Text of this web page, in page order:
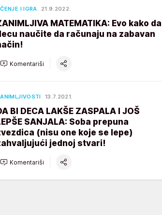
I IGRA 21.9.2022.
MATEMATIKA: Evo kako da
naučite da računaju na zabavan
Komentariši
13.7.2021.
BI DECA LAKŠE ZASPALA I JOŠ
SANJALA: Soba prepuna
(nisu one koje se lepe)
jednoj stvari!
Komentariši